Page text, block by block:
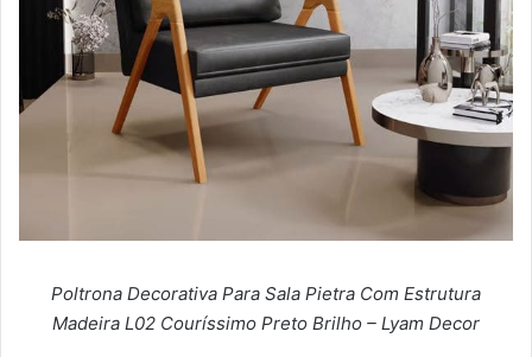
Poltrona Decorativa Para Sala Pietra Com Estrutura
Madeira L02 Couríssimo Preto Brilho – Lyam Decor